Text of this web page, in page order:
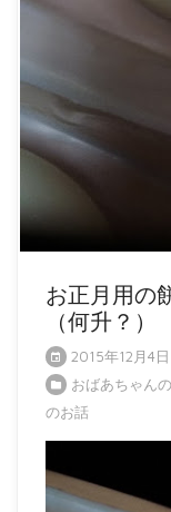
お正月用の
（何升？）
2015年12月4日
おばあちゃん
のお話